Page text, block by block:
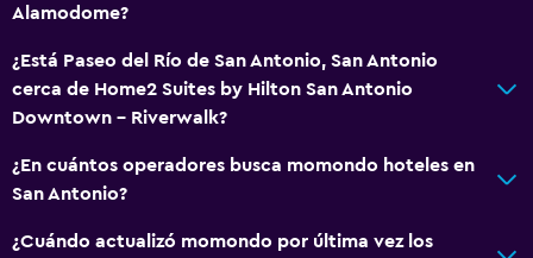
Alamodome?
¿Está Paseo del Río de San Antonio, San Antonio
cerca de Home2 Suites by Hilton San Antonio
Downtown - Riverwalk?
¿En cuántos operadores busca momondo hoteles en
San Antonio?
¿Cuándo actualizó momondo por última vez los